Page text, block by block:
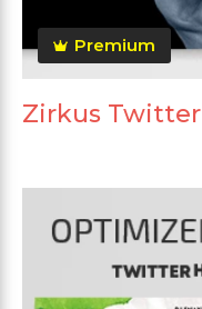
Premium
Zirkus Twitter